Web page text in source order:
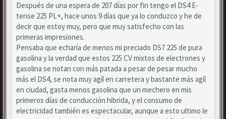
Después de una espera de 207 días por fin tengo el DS4 E-
tense 225 PL+, hace unos 9 días que ya lo conduzco y he de
decir que estoy muy, pero que muy satisfecho con las
primeras impresiones.
Pensaba que echaría de menos mi preciado DS7 225 de pura
gasolina y la verdad que estos 225 CV mixtos de electrones y
gasolina se notan con más patada a pesar de pesar mucho
más el DS4, se nota muy agíl en carretera y bastante más agíl
en ciudad, gasta menos gasolina que un mechero en mis
primeros días de conducción hibrida, y el consumo de
electricidad también es espectacular, aunque a esto ultimo le